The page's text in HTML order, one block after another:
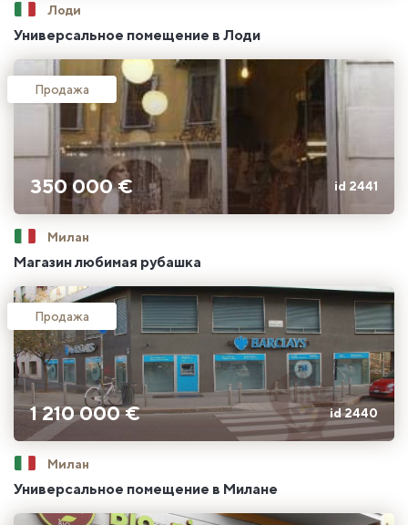
Лоди
Универсальное помещение в Лоди
Продажа
350 000 € id 2441
Милан
Магазин любимая рубашка
Продажа
1 210 000 € id 2440
Милан
Универсальное помещение в Милане